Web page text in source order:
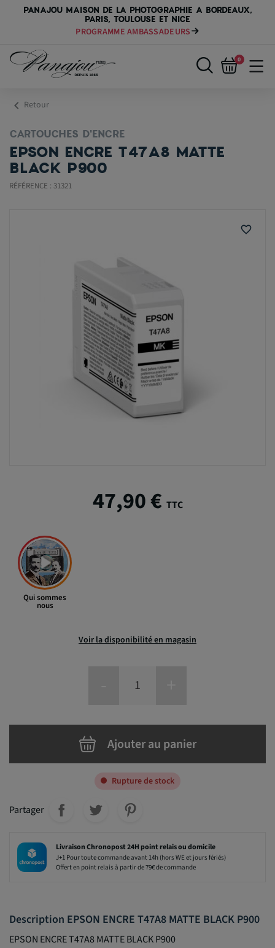
PANAJOU MAISON DE LA PHOTOGRAPHIE A BORDEAUX,
PARIS, TOULOUSE ET NICE
PROGRAMME AMBASSADEURS
0
chevron_left Retour
CARTOUCHES D'ENCRE
EPSON ENCRE T47A8 MATTE
BLACK P900
RÉFÉRENCE : 31321
favorite_border
47,90 € TTC
Qui sommes
nous
Voir la disponibilité en magasin
Ajouter au panier
Rupture de stock
Partager
Livraison Chronopost 24H point relais ou domicile
J+1 Pour toute commande avant 14h (hors WE et jours fériés)
Offert en point relais à partir de 79€ de commande
Description EPSON ENCRE T47A8 MATTE BLACK P900
EPSON ENCRE T47A8 MATTE BLACK P900